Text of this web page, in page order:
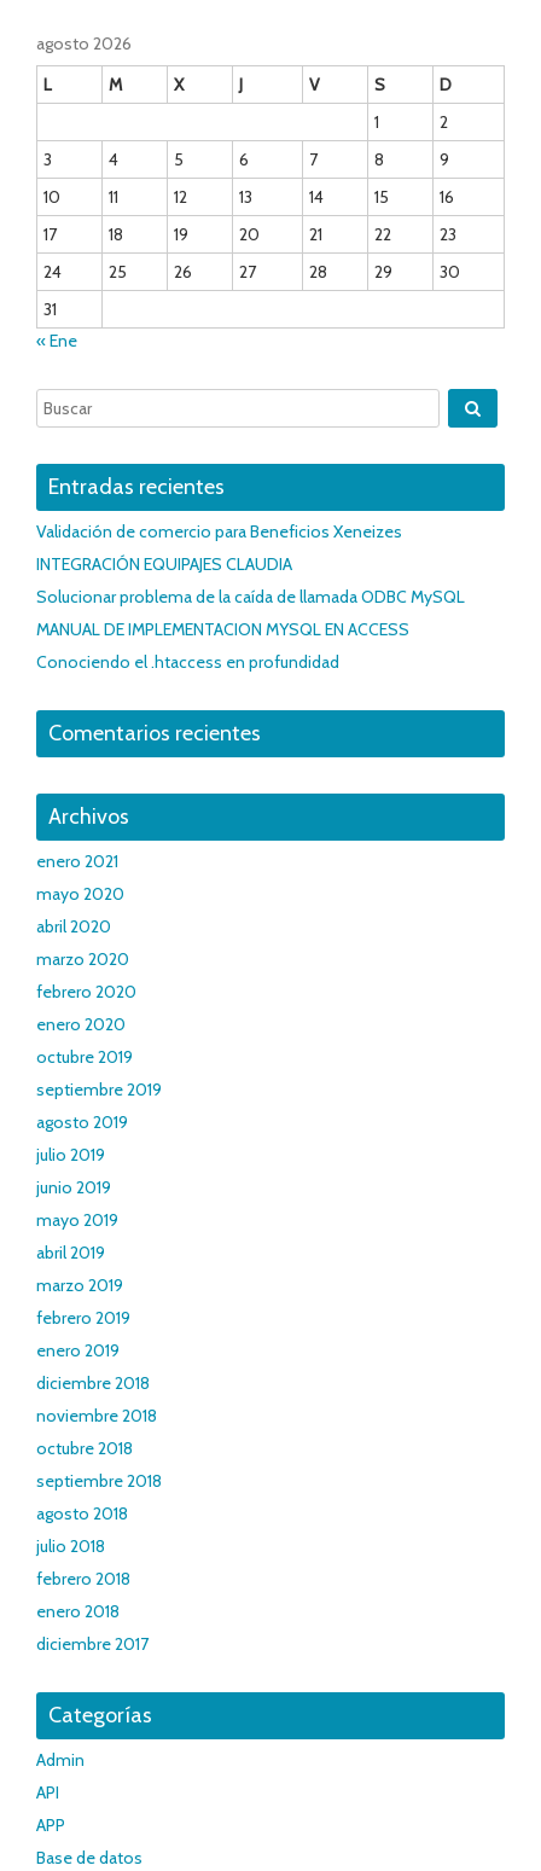
agosto 2026
L
M X J V S
D
1
2
3
4 5 6 7 8
9
10
11 12 13 14 15
16
17
18 19 20 21 22
23
24
25 26 27 28 29
30
31
« Ene
Entradas recientes
Validación de comercio para Beneficios Xeneizes
INTEGRACIÓN EQUIPAJES CLAUDIA
Solucionar problema de la caída de llamada ODBC MySQL
MANUAL DE IMPLEMENTACION MYSQL EN ACCESS
Conociendo el .htaccess en profundidad
Comentarios recientes
Archivos
enero 2021
mayo 2020
abril 2020
marzo 2020
febrero 2020
enero 2020
octubre 2019
septiembre 2019
agosto 2019
julio 2019
junio 2019
mayo 2019
abril 2019
marzo 2019
febrero 2019
enero 2019
diciembre 2018
noviembre 2018
octubre 2018
septiembre 2018
agosto 2018
julio 2018
febrero 2018
enero 2018
diciembre 2017
Categorías
Admin
API
APP
Base de datos